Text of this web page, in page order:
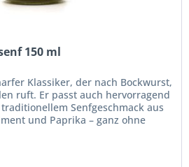
150 ml
Klassiker, der nach Bockwurst,
ruft. Er passt auch hervorragend
Senfgeschmack aus
und Paprika – ganz ohne